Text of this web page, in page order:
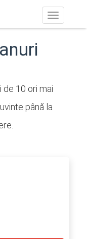
Comutare
navigare
de 10 ori mai
până la